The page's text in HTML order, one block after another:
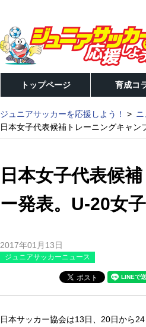
トップページ 育成コ
ジュニアサッカーを応援しよう！ ニ
日本女子代表候補トレーニングキャ
日本女子代表候
ー発表。U-20女
2017年01月13日
ジュニアサッカーニュース
日本サッカー協会は13日、20日から